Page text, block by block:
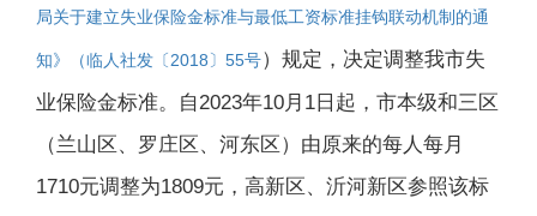
局关于建立失业保险金标准与最低工资标准挂钩联动机制的通
知》（临人社发〔2018〕55号）规定，决定调整我市失
业保险金标准。自2023年10月1日起，市本级和三区
（兰山区、罗庄区、河东区）由原来的每人每月
1710元调整为1809元，高新区、沂河新区参照该标